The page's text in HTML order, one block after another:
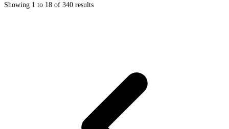
Showing 1 to 18 of 340 results